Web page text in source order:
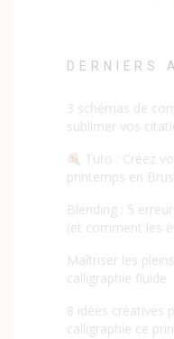
DERNIERS
3 schémas de
sublimer vos
Tuto : Créez
printemps en
Blending : 5
(et comment les
Maîtriser les
calligraphie fluide
8 idées créatives
calligraphie ce